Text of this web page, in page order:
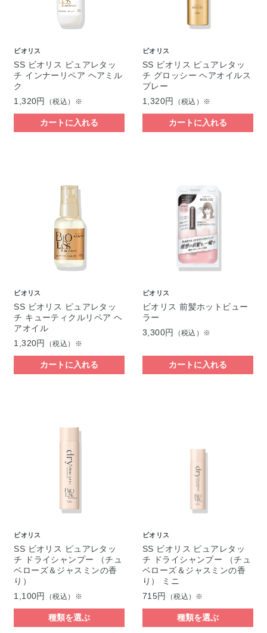
ビオリス
SS ビオリス ピュアレタッ
チ インナーリペア ヘアミル
ク
1,320円
（税込）※
カートに入れる
ビオリス
SS ビオリス ピュアレタッ
チ グロッシー ヘアオイルス
プレー
1,320円
（税込）※
カートに入れる
ビオリス
SS ビオリス ピュアレタッ
チ キューティクルリペア ヘ
アオイル
1,320円
（税込）※
カートに入れる
ビオリス
ビオリス 前髪ホットビュー
ラー
3,300円
（税込）※
カートに入れる
ビオリス
SS ビオリス ピュアレタッ
チ ドライシャンプー （チュ
ベローズ＆ジャスミンの香
り）
1,100円
（税込）※
種類を選ぶ
ビオリス
SS ビオリス ピュアレタッ
チ ドライシャンプー （チュ
ベローズ＆ジャスミンの香
り） ミニ
715円
（税込）※
種類を選ぶ